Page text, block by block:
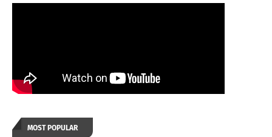
MOST POPULAR